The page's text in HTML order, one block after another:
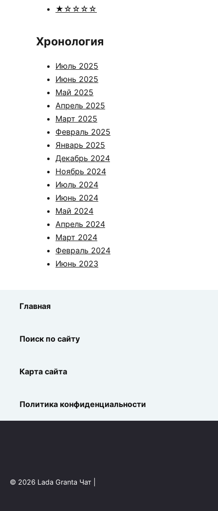
★☆☆☆☆
Хронология
Июль 2025
Июнь 2025
Май 2025
Апрель 2025
Март 2025
Февраль 2025
Январь 2025
Декабрь 2024
Ноябрь 2024
Июль 2024
Июнь 2024
Май 2024
Апрель 2024
Март 2024
Февраль 2024
Июнь 2023
Главная
Поиск по сайту
Карта сайта
Политика конфиденциальности
© 2026 Lada Granta Чат |